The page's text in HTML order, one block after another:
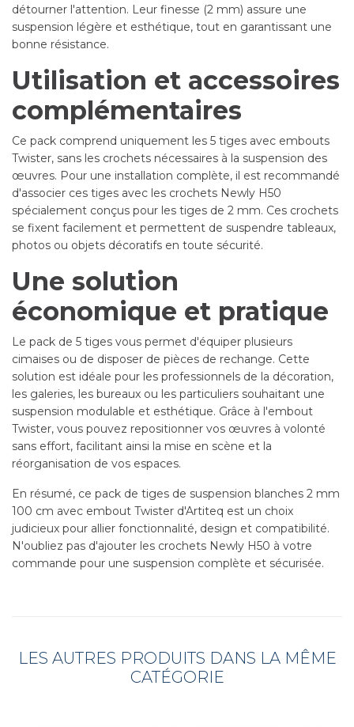
détourner l'attention. Leur finesse (2 mm) assure une
suspension légère et esthétique, tout en garantissant une
bonne résistance.
Utilisation et accessoires
complémentaires
Ce pack comprend uniquement les 5 tiges avec embouts
Twister, sans les crochets nécessaires à la suspension des
œuvres. Pour une installation complète, il est recommandé
d'associer ces tiges avec les crochets Newly H50
spécialement conçus pour les tiges de 2 mm. Ces crochets
se fixent facilement et permettent de suspendre tableaux,
photos ou objets décoratifs en toute sécurité.
Une solution
économique et pratique
Le pack de 5 tiges vous permet d'équiper plusieurs
cimaises ou de disposer de pièces de rechange. Cette
solution est idéale pour les professionnels de la décoration,
les galeries, les bureaux ou les particuliers souhaitant une
suspension modulable et esthétique. Grâce à l'embout
Twister, vous pouvez repositionner vos œuvres à volonté
sans effort, facilitant ainsi la mise en scène et la
réorganisation de vos espaces.
En résumé, ce pack de tiges de suspension blanches 2 mm
100 cm avec embout Twister d'Artiteq est un choix
judicieux pour allier fonctionnalité, design et compatibilité.
N'oubliez pas d'ajouter les crochets Newly H50 à votre
commande pour une suspension complète et sécurisée.
LES AUTRES PRODUITS DANS LA MÊME
CATÉGORIE